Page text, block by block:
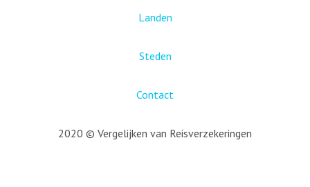
Landen
Steden
Contact
2020 © Vergelijken van Reisverzekeringen